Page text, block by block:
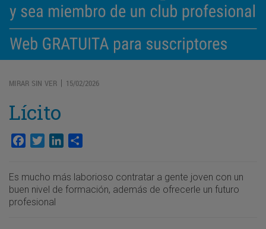
MIRAR SIN VER| 15/02/2026
Lícito
Facebook
TwitterLinkedIn
Es mucho más laborioso contratar a gente joven con un
buen nivel de formación, además de ofrecerle un futuro
profesional